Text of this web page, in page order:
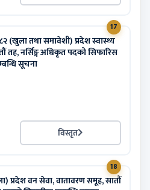
17
(खुला तथा समावेशी) प्रदेश स्वास्थ्य
तह, नर्सिङ्ग अधिकृत पदको सिफारिस
सूचना
विस्तृत
18
प्रदेश वन सेवा, वातावरण समूह, सातौं